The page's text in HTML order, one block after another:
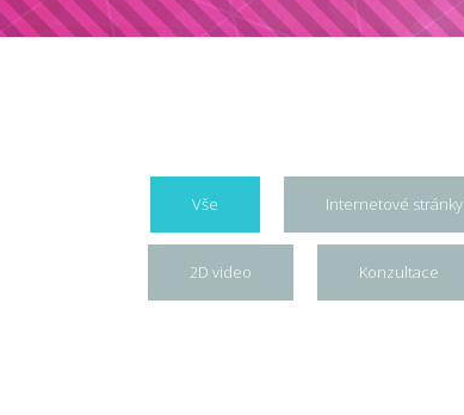
Vše Internetové stránky
2D video Konzultace